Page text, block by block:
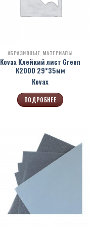
АБРАЗИВНЫЕ МАТЕРИАЛЫ
Kovax Клейкий лист Green
K2000 29*35мм
Kovax
ПОДРОБНЕЕ